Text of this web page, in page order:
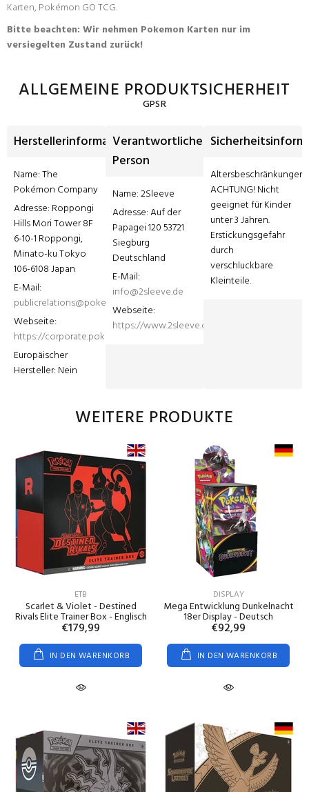
Karten, Pokémon GO TCG.
Bitte beachten: Wir nehmen Pokemon Karten nur im
versiegelten Zustand zurück!
ALLGEMEINE PRODUKTSICHERHEIT
GPSR
Herstellerinformationen
Name: The
Pokémon Company
Adresse: Roppongi
Hills Mori Tower 8F
6-10-1 Roppongi,
Minato-ku Tokyo
106-6108 Japan
publicrelations@pokemon.com
https://corporate.pokemon.co.jp/en/
Europäischer
Hersteller: Nein
Verantwortliche
Person
Name: 2Sleeve
Adresse: Auf der
Papagei 120 53721
Siegburg
Deutschland
info@2sleeve.de
https://www.2sleeve.de
Altersbeschränkungen:
ACHTUNG! Nicht
geeignet für Kinder
unter 3 Jahren.
Erstickungsgefahr
durch
verschluckbare
Kleinteile.
WEITERE PRODUKTE
ETB
Scarlet & Violet - Destined
Rivals Elite Trainer Box - Englisch
€179,99
IN DEN WARENKORB
DISPLAY
Mega Entwicklung Dunkelnacht
18er Display - Deutsch
€92,99
IN DEN WARENKORB